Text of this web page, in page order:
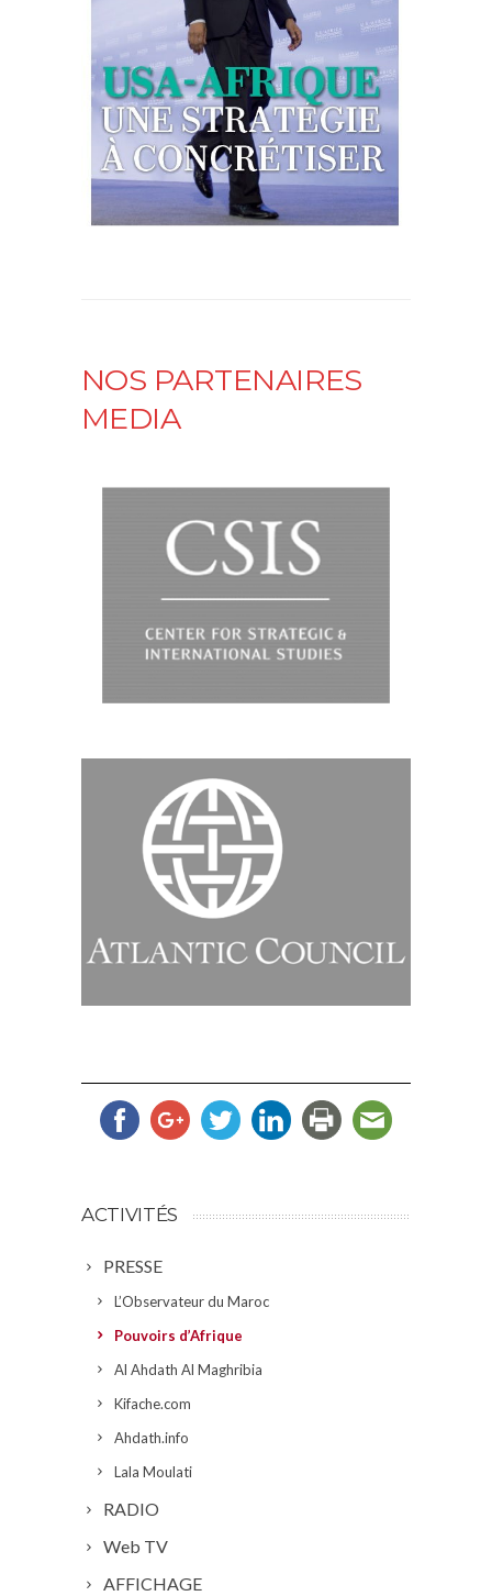
NOS PARTENAIRES
MEDIA
ACTIVITÉS
PRESSE
L’Observateur du Maroc
Pouvoirs d’Afrique
Al Ahdath Al Maghribia
Kifache.com
Ahdath.info
Lala Moulati
RADIO
Web TV
AFFICHAGE